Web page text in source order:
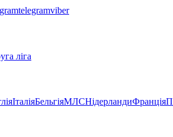
telegramviber
ліга
ІталіяБельгіяМЛСНідерландиФранція